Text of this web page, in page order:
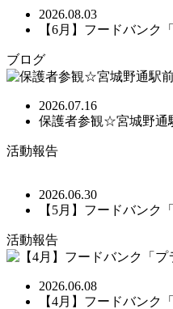
2026.08.03
【6月】フードバンク
ブログ
2026.07.16
保護者参観☆宮城野通
活動報告
2026.06.30
【5月】フードバンク
活動報告
2026.06.08
【4月】フードバンク